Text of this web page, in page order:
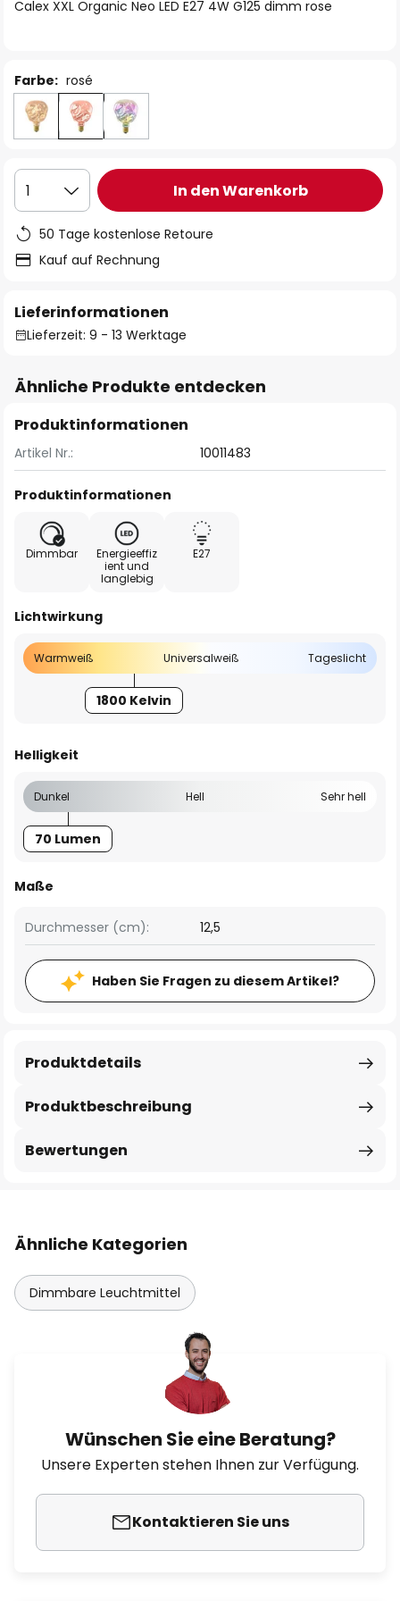
Calex XXL Organic Neo LED E27 4W G125 dimm rose
Farbe: rosé
1 In den Warenkorb
50 Tage kostenlose Retoure
Kauf auf Rechnung
Lieferinformationen
Lieferzeit: 9 - 13 Werktage
Ähnliche Produkte entdecken
Produktinformationen
Artikel Nr.: 10011483
Produktinformationen
Dimmbar
Energieeffiz
ient und
langlebig
E27
Lichtwirkung
Warmweiß Universalweiß Tageslicht
1800 Kelvin
Helligkeit
Dunkel Hell Sehr hell
70 Lumen
Maße
Durchmesser (cm): 12,5
Haben Sie Fragen zu diesem Artikel?
Produktbeschreibung
Produktdetails
Bewertungen
Ähnliche Kategorien
Dimmbare Leuchtmittel
Wünschen Sie eine Beratung?
Unsere Experten stehen Ihnen zur Verfügung.
Kontaktieren Sie uns